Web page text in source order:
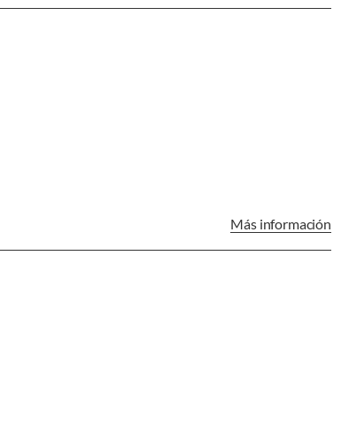
Más información